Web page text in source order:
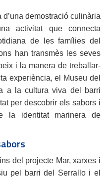
demostració culinària
activitat que connecta
de les famílies del
han transmès les seves
i la manera de treballar-
experiència, el Museu del
a la cultura viva del barri
per descobrir els sabors i
la identitat marinera de
del projecte Mar, xarxes i
pel barri del Serrallo i el